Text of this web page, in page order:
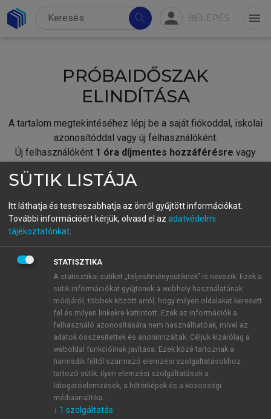
search person BELÉPÉS menu
PRÓBAIDŐSZAK
ELINDÍTÁSA
A tartalom megtekintéséhez lépj be a saját fiókoddal, iskolai
azonosítóddal vagy új felhasználóként.
Új felhasználóként 1 óra díjmentes hozzáférésre vagy
fiókoddal,vagy hozz létre új fiókot.
A regisztráció után apróbaidőszakautomatikusan
BELÉPÉS SAJÁT FIÓKKAL
ÚJ FIÓK LÉTREHOZÁSA
1 óra díjmentes hozzáférés
E-MAIL-CÍM
SÜTIK LISTÁJA
Itt láthatja és testreszabhatja az önről gyűjtött információkat.
További információért kérjük, olvasd el az adatvédelmi
tájékoztatónkat
STATISZTIKA
A statisztikai sütiket „teljesítménysütiknek” is nevezik. Ezek a
sütik információkat gyűjtenek a webhely használatának
módjáról, többek között arról, hogy milyen oldalakat keresett
fel és milyen linkekre kattintott. Ezek az információk a
felhasználó azonosítására nem használhatóak, mivel az
adatok összesítettek és anonimizáltak. Céljuk kizárólag a
weboldal funkcióinak javítása. Ezek közé tartoznak a
harmadik féltől származó elemzési szolgáltatásokhoz
tartozó sütik; ilyen elemzési szolgáltatások a
látogatóelemzések, a hőtérképek és a közösségi
médiaanalitika.
↓ 1 szolgáltatás